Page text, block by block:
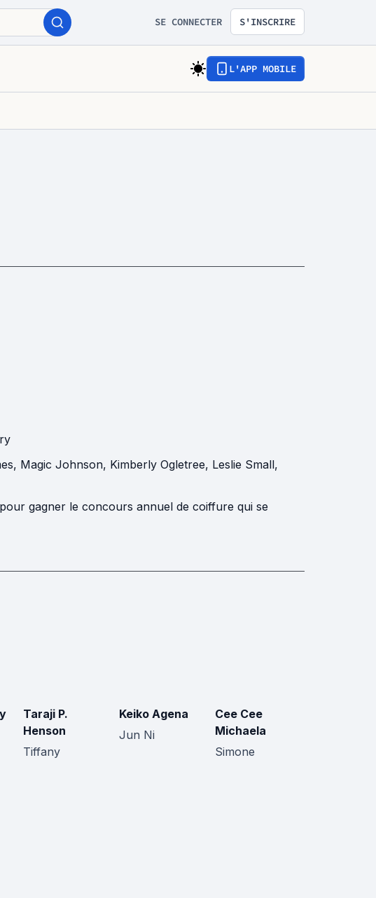
SE CONNECTER S'INSCRIRE
L'APP MOBILE
, Magic Johnson, Kimberly Ogletree, Leslie Small,
gagner le concours annuel de coiffure qui se
Taraji P.
Henson
Tiffany
Keiko Agena
Jun Ni
Cee Cee
Michaela
Simone